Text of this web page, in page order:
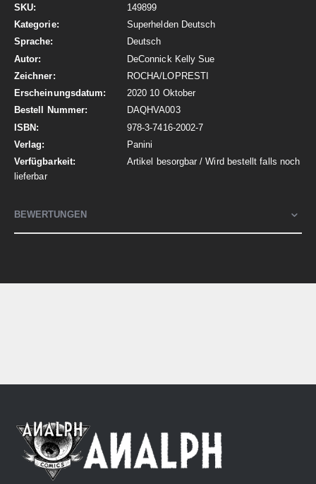
Mehr
Informationen
149899
Superhelden Deutsch
Deutsch
DeConnick Kelly Sue
ROCHA/LOPRESTI
2020 10 Oktober
DAQHVA003
978-3-7416-2002-7
Panini
Artikel besorgbar / Wird bestellt falls noch
lieferbar
BEWERTUNGEN